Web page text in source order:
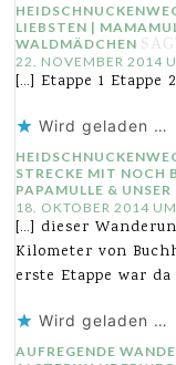
LIEBSTEN |
WALDMÄDCHEN
22. NOVEMBER 2014
[…] Etappe 1 Etappe
Wird geladen …
STRECKE MIT NOCH
PAPAMULLE &
18. OKTOBER 2014
[…] dieser
Kilometer von
erste Etappe war
Wird geladen …
AUFREGENDE